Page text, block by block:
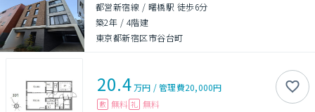
都営新宿線 / 曙橋駅 徒歩6分
築2年 / 4階建
東京都新宿区市谷台町
20.4万円 /管理費20,000円
敷 無料 礼 無料